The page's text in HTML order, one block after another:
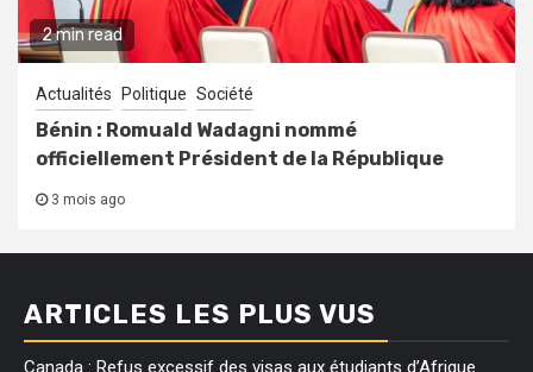
2 min read
Actualités Politique Société
Bénin : Romuald Wadagni nommé
officiellement Président de la République
3 mois ago
ARTICLES LES PLUS VUS
Canada : Refus excessif des visas aux étudiants d’Afrique